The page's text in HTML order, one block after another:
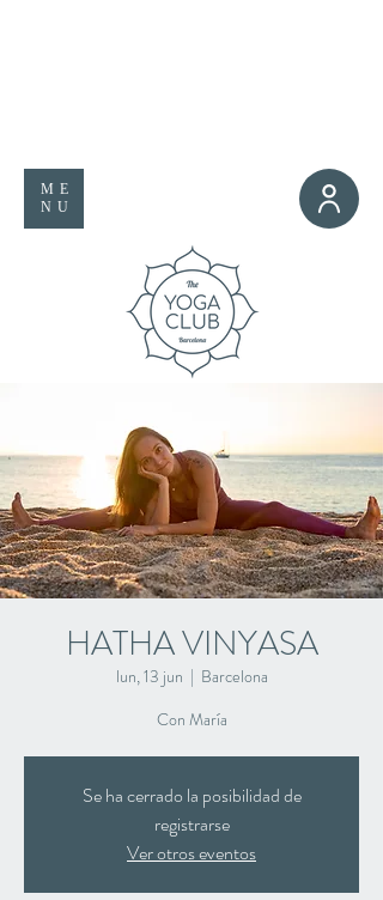
ME
NU
HATHA VINYASA
lun, 13 jun
  |
Barcelona
Con María
Se ha cerrado la posibilidad de
registrarse
Ver otros eventos